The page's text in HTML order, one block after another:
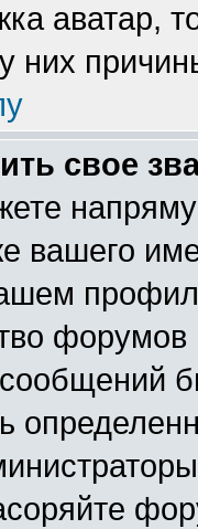
аватар,
них
свое
вашего
форумов
сообщений